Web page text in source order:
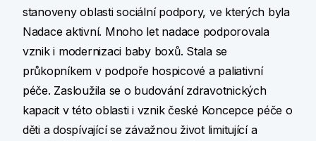
stanoveny oblasti sociální podpory, ve kterých byla
Nadace aktivní. Mnoho let nadace podporovala
vznik i modernizaci baby boxů. Stala se
průkopníkem v podpoře hospicové a paliativní
péče. Zasloužila se o budování zdravotnických
kapacit v této oblasti i vznik české Koncepce péče o
děti a dospívající se závažnou život limitující a